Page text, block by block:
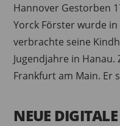
Hannover Gestorben
Yorck Förster wurde
verbrachte seine
Jugendjahre in
Frankfurt am Main. Er
NEUE